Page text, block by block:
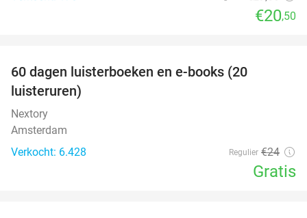
€20,50
60 dagen luisterboeken en e-books (20
luisteruren)
Nextory
Amsterdam
Verkocht: 6.428
Regulier €24
Gratis